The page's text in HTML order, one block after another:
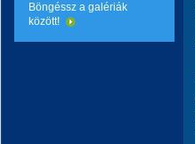
Böngéssz a galériák
között!